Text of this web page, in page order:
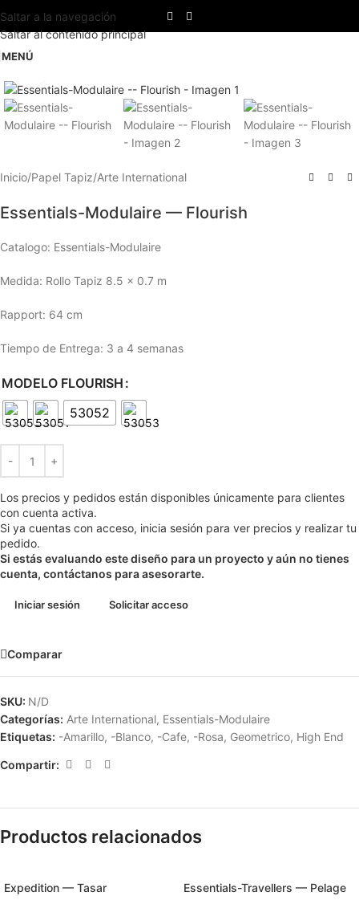
Saltar a la navegación
Saltar al contenido principal
MENÚ
Inicio/Papel Tapiz/Arte International
Essentials-Modulaire — Flourish
Catalogo: Essentials-Modulaire
Medida: Rollo Tapiz 8.5 x 0.7 m
Rapport: 64 cm
Tiempo de Entrega: 3 a 4 semanas
MODELO FLOURISH
53052
Los precios y pedidos están disponibles únicamente para clientes
con cuenta activa.
Si ya cuentas con acceso, inicia sesión para ver precios y realizar tu
pedido.
Si estás evaluando este diseño para un proyecto y aún no tienes
cuenta, contáctanos para asesorarte.
Iniciar sesión Solicitar acceso
Comparar
SKU: N/D
Categorías: Arte International, Essentials-Modulaire
Etiquetas: -Amarillo, -Blanco, -Cafe, -Rosa, Geometrico, High End
Compartir:
Productos relacionados
Expedition — Tasar Essentials-Travellers — Pelage